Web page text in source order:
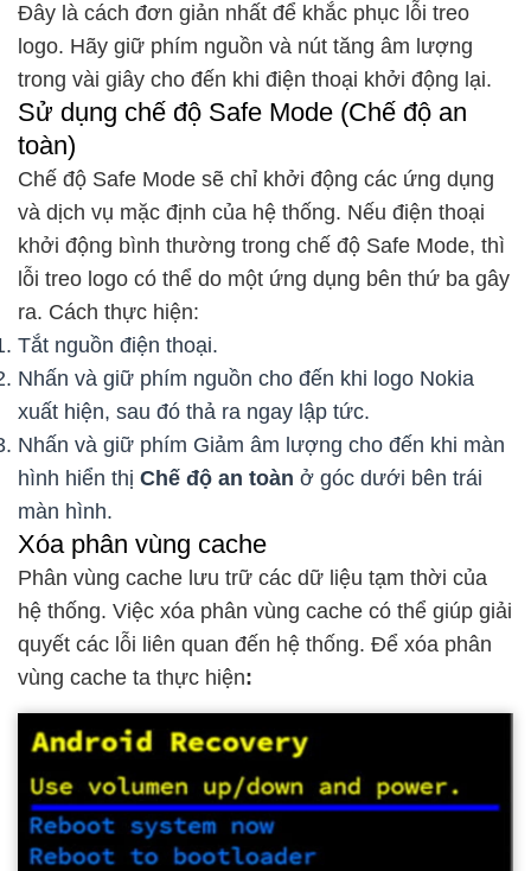
Đây là cách đơn giản nhất để khắc phục lỗi treo
logo. Hãy giữ phím nguồn và nút tăng âm lượng
trong vài giây cho đến khi điện thoại khởi động lại.
Sử dụng chế độ Safe Mode (Chế độ an
toàn)
Chế độ Safe Mode sẽ chỉ khởi động các ứng dụng
và dịch vụ mặc định của hệ thống. Nếu điện thoại
khởi động bình thường trong chế độ Safe Mode, thì
lỗi treo logo có thể do một ứng dụng bên thứ ba gây
ra. Cách thực hiện:
Tắt nguồn điện thoại.
Nhấn và giữ phím nguồn cho đến khi logo Nokia
xuất hiện, sau đó thả ra ngay lập tức.
Nhấn và giữ phím Giảm âm lượng cho đến khi màn
hình hiển thị Chế độ an toàn ở góc dưới bên trái
màn hình.
Xóa phân vùng cache
Phân vùng cache lưu trữ các dữ liệu tạm thời của
hệ thống. Việc xóa phân vùng cache có thể giúp giải
quyết các lỗi liên quan đến hệ thống. Để xóa phân
vùng cache ta thực hiện: